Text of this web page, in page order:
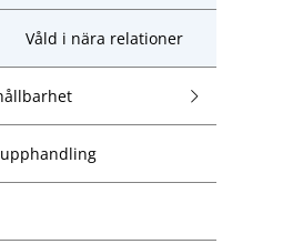
Våld i nära relationer